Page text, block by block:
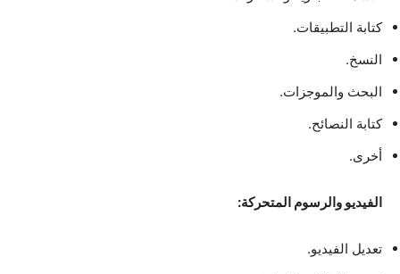
كتابة التطبيقات.
النسخ.
البحث والموجزات.
كتابة النصائح.
أخرى.
الفيديو والرسوم المتحركة:
تعديل الفيديو.